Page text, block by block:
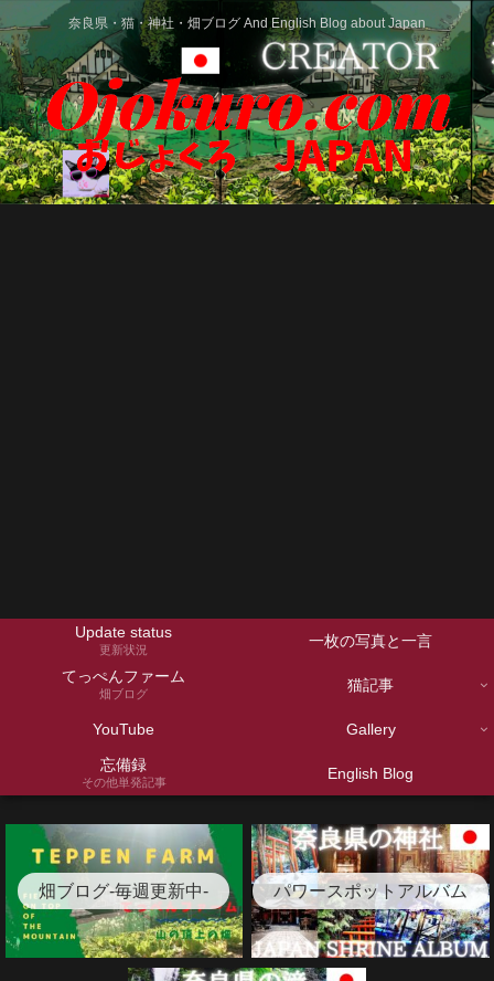
奈良県・猫・神社・畑ブログ And English Blog about Japan
Update status
更新状況
一枚の写真と一言
てっぺんファーム
畑ブログ 猫記事
YouTube
Gallery
忘備録
その他単発記事 English Blog
畑ブログ-毎週更新中- パワースポットアルバム